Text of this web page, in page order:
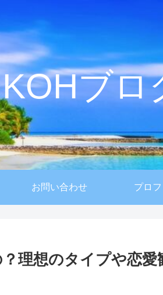
KOHブロ
お問い合わせ プロ
理想のタイプや恋愛